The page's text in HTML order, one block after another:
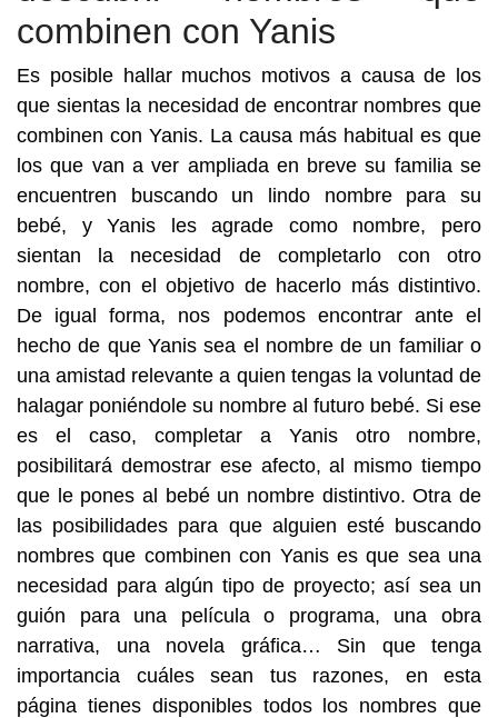
combinen con Yanis
Es posible hallar muchos motivos a causa de los
que sientas la necesidad de encontrar nombres que
combinen con Yanis. La causa más habitual es que
los que van a ver ampliada en breve su familia se
encuentren buscando un lindo nombre para su
bebé, y Yanis les agrade como nombre, pero
sientan la necesidad de completarlo con otro
nombre, con el objetivo de hacerlo más distintivo.
De igual forma, nos podemos encontrar ante el
hecho de que Yanis sea el nombre de un familiar o
una amistad relevante a quien tengas la voluntad de
halagar poniéndole su nombre al futuro bebé. Si ese
es el caso, completar a Yanis otro nombre,
posibilitará demostrar ese afecto, al mismo tiempo
que le pones al bebé un nombre distintivo. Otra de
las posibilidades para que alguien esté buscando
nombres que combinen con Yanis es que sea una
necesidad para algún tipo de proyecto; así sea un
guión para una película o programa, una obra
narrativa, una novela gráfica… Sin que tenga
importancia cuáles sean tus razones, en esta
página tienes disponibles todos los nombres que